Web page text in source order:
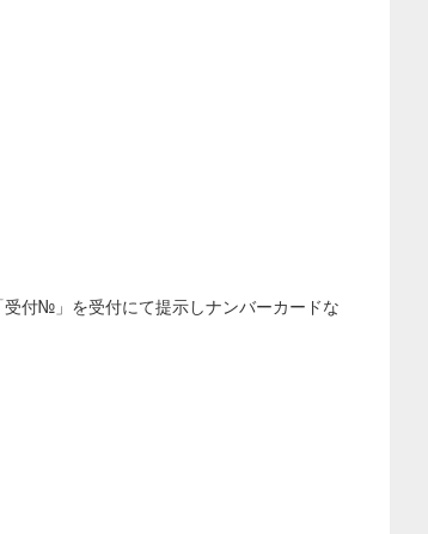
付№」を受付にて提示しナンバーカードな